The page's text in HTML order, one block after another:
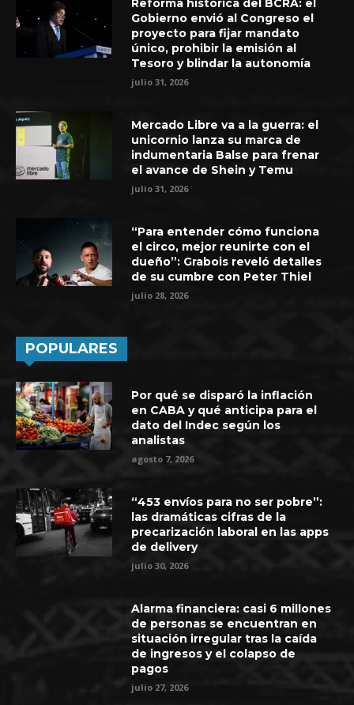
Reforma histórica del BCRA: el
Gobierno envió al Congreso el
proyecto para fijar mandato
único, prohibir la emisión al
Tesoro y blindar la autonomía
julio 31, 2026
Mercado Libre va a la guerra: el
unicornio lanza su marca de
indumentaria Balse para frenar
el avance de Shein y Temu
julio 31, 2026
“Para entender cómo funciona
el circo, mejor reunirte con el
dueño”: Grabois reveló detalles
de su cumbre con Peter Thiel
julio 28, 2026
POPULARES
Por qué se disparó la inflación
en CABA y qué anticipa para el
dato del Indec según los
analistas
agosto 7, 2026
“453 envíos para no ser pobre”:
las dramáticas cifras de la
precarización laboral en las apps
de delivery
julio 30, 2026
Alarma financiera: casi 6 millones
de personas se encuentran en
situación irregular tras la caída
de ingresos y el colapso de
pagos
julio 27, 2026